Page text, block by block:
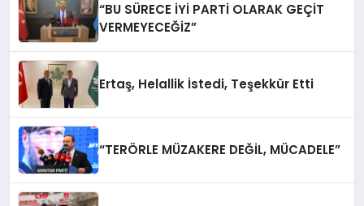
“BU SÜRECE İYİ PARTİ OLARAK GEÇİT
VERMEYECEĞİZ”
Ertaş, Helallik İstedi, Teşekkür Etti
“TERÖRLE MÜZAKERE DEĞİL, MÜCADELE”